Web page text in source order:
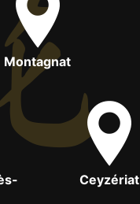
Montagnat
Ceyzériat